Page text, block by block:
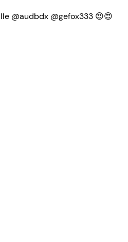
@audbdx @gefox333 😍😍